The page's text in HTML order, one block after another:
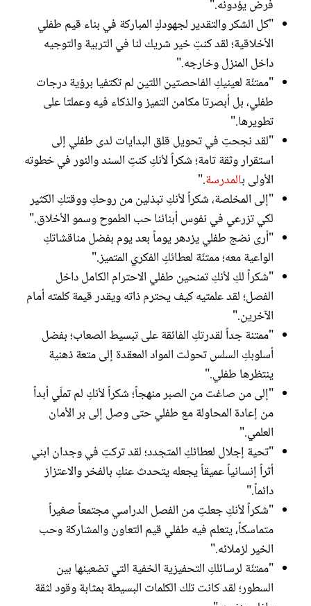
فرض يؤدونه."
"كل الشكر والتقدير لجهودكِ المباركة في بناء قيم طفلي
الأخلاقية؛ لقد كنتِ خير شريك لنا في التربية والتوجيه
داخل المنزل وخارجه."
"ممتنّة لعينيكِ الفاحصتين اللتين لم تكتفيا برؤية درجات
طفلي، بل أبصرتا مكامن التميز والذكاء فيه وعملتا على
تطويرها."
"لقد نجحتِ في تحويل قلق البدايات لدى طفلي إلى
استقرار وثقة تامة؛ شكراً لأنكِ كنتِ السند والنور في خطوته
الأولى بالمدرسة."
"إلى المخلصة، شكراً لأنكِ تبذلين من روحكِ ووقتكِ الكثير
لكي تزرعي في نفوس أبنائنا حب الطموح وسمو الأخلاق."
"أرى نضج طفلي يزدهر يوماً بعد يوم بفضل مناقشاتكِ
الواعية معه؛ ممتنّة لعطائكِ الفكري المتميز."
"شكراً لكِ لأنكِ تمنحين طفلي الاحترام الكامل داخل
الفصل؛ لقد علمتيه كيف يحترم ذاته ويقدر قيمة كلمته أمام
الآخرين."
"ممتنة جداً لقدرتكِ الفائقة على تبسيط الصعاب؛ بفضل
أسلوبكِ السلس تحولت المواد المعقدة إلى متعة ذهنية
ينتظرها طفلي."
"إلى من صاغت من الصبر منهجاً؛ شكراً لأنكِ لم تملّي أبداً
من إعادة المحاولة مع طفلي حتى وصل إلى بر الأمان
العلمي."
"تحية إجلال لعطائكِ المتجدد؛ لقد تركتِ في وجدان ابني
أثراً إنسانياً عميقاً يجعله يتحدث عنكِ بالفخر والاعتزاز
دائماً."
"شكراً لأنكِ جعلتِ من الفصل الدراسي مجتمعاً صغيراً
متماسكاً، يتعلم فيه طفلي قيم التعاون والمشاركة وحب
الخير لزملائه."
"ممتنّة لرسائلكِ التحفيزية الخفية التي تضعينها بين
السطور؛ لقد كانت تلك الكلمات البسيطة بمثابة وقود لثقة